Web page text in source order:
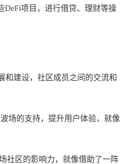
DeFi项目，进行借贷、理财等操
和建设，社区成员之间的交流和
场的支持，提升用户体验，就像
社区的影响力，就像借助了一阵